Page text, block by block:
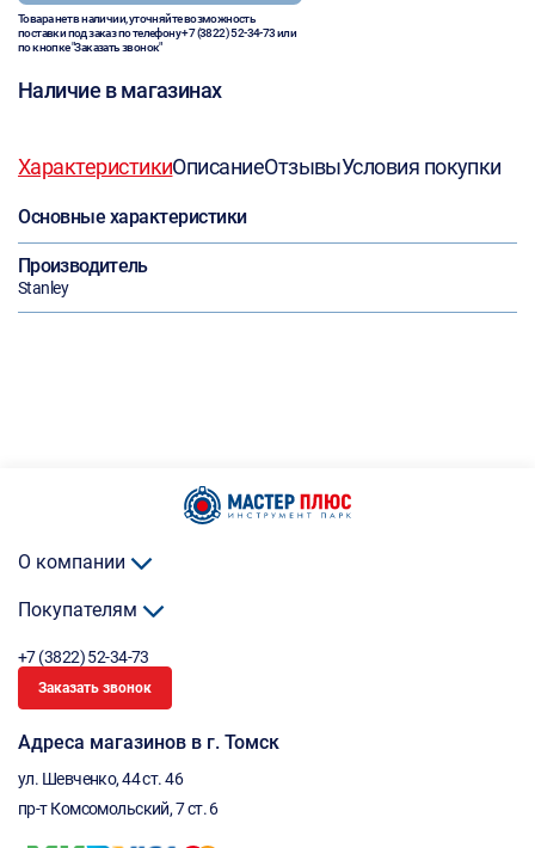
Товара нет в наличии, уточняйте возможность
поставки под заказ по телефону+7 (3822) 52-34-73или
по кнопке "Заказать звонок"
Наличие в магазинах
ХарактеристикиОписаниеОтзывыУсловия покупки
Основные характеристики
Производитель
Stanley
О компании
Покупателям
+7 (3822) 52-34-73
Заказать звонок
Адреса магазинов в г. Томск
ул. Шевченко, 44 ст. 46
пр-т Комсомольский, 7 ст. 6